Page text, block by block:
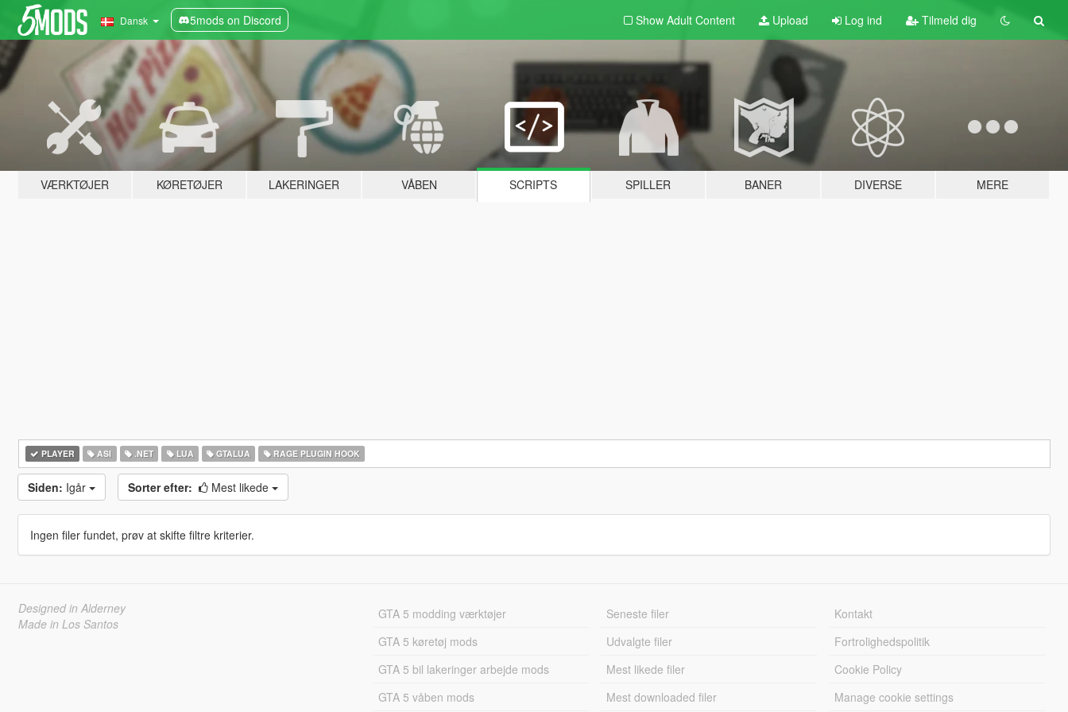
Dansk 5mods on Discord Show Adult Content Upload Log ind Tilmeld dig
VÆRKTØJER KØRETØJER LAKERINGER VÅBEN SCRIPTS SPILLER BANER DIVERSE MERE
PLAYER ASI .NET LUA GTALUA RAGE PLUGIN HOOK
Siden: Igår Sorter efter: Mest likede
Ingen filer fundet, prøv at skifte filtre kriterier.
Designed in Alderney
Made in Los Santos
GTA 5 modding værktøjer
GTA 5 køretøj mods
GTA 5 bil lakeringer arbejde mods
GTA 5 våben mods
Seneste filer
Udvalgte filer
Mest likede filer
Mest downloaded filer
Kontakt
Fortrolighedspolitik
Cookie Policy
Manage cookie settings